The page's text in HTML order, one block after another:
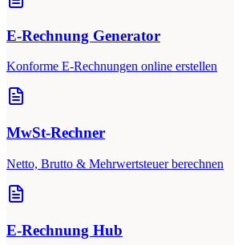
E-Rechnung Generator
Konforme E-Rechnungen online erstellen
MwSt-Rechner
Netto, Brutto & Mehrwertsteuer berechnen
E-Rechnung Hub